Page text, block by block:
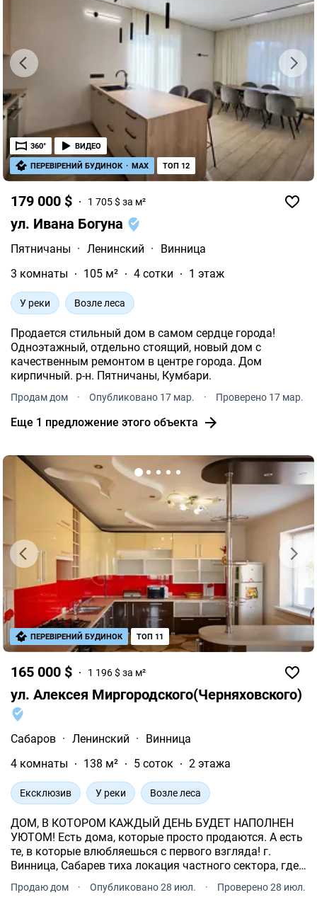
179 000 $ 1 705 $ за м²
ул. Ивана Богуна
Пятничаны · Ленинский ·
Винница
3 комнаты
105 м² 4 сотки 1 этаж
У реки Возле леса
Продается стильный дом в самом сердце города!
Одноэтажный, отдельно стоящий, новый дом с
качественным ремонтом в центре города. Дом
кирпичный. р-н. Пятничаны, Кумбари.
Продам дом · Опубликовано 17 мар. · Проверено 17 мар.
Еще 1 предложение этого объекта
360° ВИДЕО
ПЕРЕВІРЕНИЙ БУДИНОК · MAX ТОП 12
165 000 $ 1 196 $ за м²
ул. Алексея Миргородского(Черняховского)
Сабаров · Ленинский ·
Винница
4 комнаты
138 м² 5 соток 2 этажа
Ексклюзив У реки Возле леса
ДОМ, В КОТОРОМ КАЖДЫЙ ДЕНЬ БУДЕТ НАПОЛНЕН
УЮТОМ! Есть дома, которые просто продаются. А есть
те, в которые влюбляешься с первого взгляда! г.
Винница, Сабарев тиха локация частного сектора, где
царят спокойствие, свежий воздух и ощущение
загородной жизни, не выезжая из города.
Продаю дом · Опубликовано 28 июл. · Проверено 28 июл.
ПЕРЕВІРЕНИЙ БУДИНОК ТОП 11